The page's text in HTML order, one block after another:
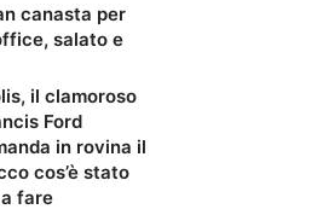
canasta per
salato e
il clamoroso
Ford
in rovina il
cos’è stato
fare